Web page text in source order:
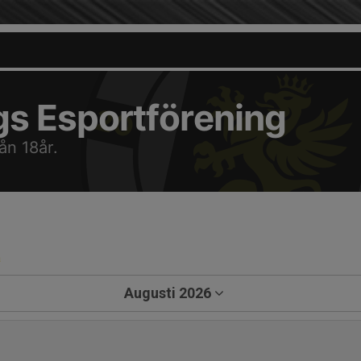
Esportförening
18år.
Augusti 2026